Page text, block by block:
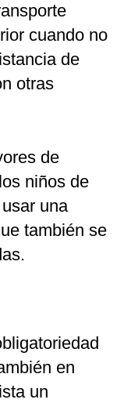
cuando no
de
otras
de
niños de
una
también se
en
un